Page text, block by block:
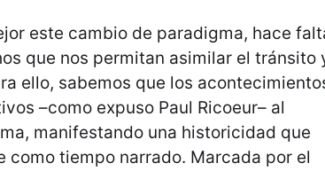
este cambio de paradigma, hace
que nos permitan asimilar el tránsito
ello, sabemos que los
–como expuso Paul Ricoeur– al
manifestando una historicidad que
como tiempo narrado. Marcada por el